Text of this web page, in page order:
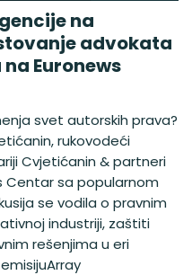
na
advokata
Euronews
svet autorskih prava?
rukovodeći
Cvjetićanin & partneri
Centar sa popularnom
se vodila o pravnim
industriji, zaštiti
rešenjima u eri